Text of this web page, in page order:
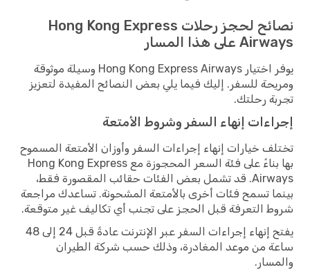
نصائح لحجز رحلات Hong Kong Express
Airways على هذا المسار
يوفر اختيار Hong Kong Express Airways وسيلة موثوقة
ومريحة للسفر. إليك فيما يلي بعض النصائح المفيدة لتعزيز
تجربة رحلتك.
إجراءات إنهاء السفر وشروط الأمتعة
تختلف خيارات إنهاء إجراءات السفر وأوزان الأمتعة المسموح
بها بناءً على فئة السعر المحجوزة مع Hong Kong Express
Airways. قد تشمل بعض الفئات حقائب المقصورة فقط،
بينما تسمح فئات أخرى بالأمتعة المشحونة. تساعدك مراجعة
شروط التعرفة قبل الحجز على تجنب أي تكاليف غير متوقعة.
يفتح إنهاء إجراءات السفر عبر الإنترنت عادةً قبل 24 إلى 48
ساعة من موعد المغادرة، وذلك حسب شركة الطيران
والمسار.